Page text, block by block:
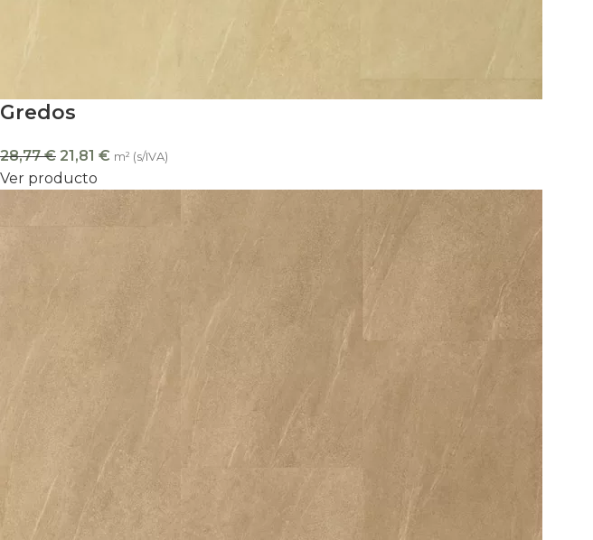
Gredos
28,77€ 21,81 € m² (s/IVA)
Ver producto